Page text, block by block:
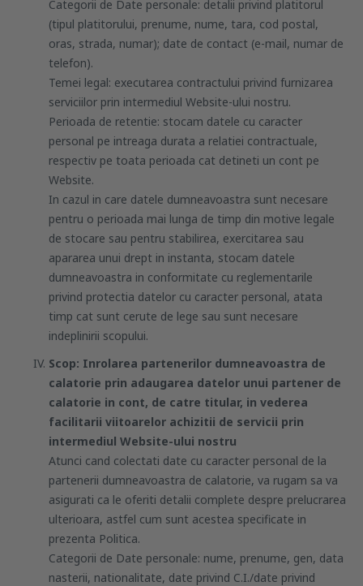
Categorii de Date personale: detalii privind platitorul
(tipul platitorului, prenume, nume, tara, cod postal,
oras, strada, numar); date de contact (e-mail, numar de
telefon).
Temei legal: executarea contractului privind furnizarea
serviciilor prin intermediul Website-ului nostru.
Perioada de retentie: stocam datele cu caracter
personal pe intreaga durata a relatiei contractuale,
respectiv pe toata perioada cat detineti un cont pe
Website.
In cazul in care datele dumneavoastra sunt necesare
pentru o perioada mai lunga de timp din motive legale
de stocare sau pentru stabilirea, exercitarea sau
apararea unui drept in instanta, stocam datele
dumneavoastra in conformitate cu reglementarile
privind protectia datelor cu caracter personal, atata
timp cat sunt cerute de lege sau sunt necesare
indeplinirii scopului.
Scop: Inrolarea partenerilor dumneavoastra de
calatorie prin adaugarea datelor unui partener de
calatorie in cont, de catre titular, in vederea
facilitarii viitoarelor achizitii de servicii prin
intermediul Website-ului nostru
Atunci cand colectati date cu caracter personal de la
partenerii dumneavoastra de calatorie, va rugam sa va
asigurati ca le oferiti detalii complete despre prelucrarea
ulterioara, astfel cum sunt acestea specificate in
prezenta Politica.
Categorii de Date personale: nume, prenume, gen, data
nasterii, nationalitate, date privind C.I./date privind